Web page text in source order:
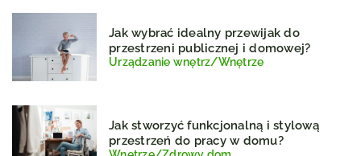
Jak wybrać idealny przewijak do
przestrzeni publicznej i domowej?
Urządzanie wnętrz/Wnętrze
Jak stworzyć funkcjonalną i stylową
przestrzeń do pracy w domu?